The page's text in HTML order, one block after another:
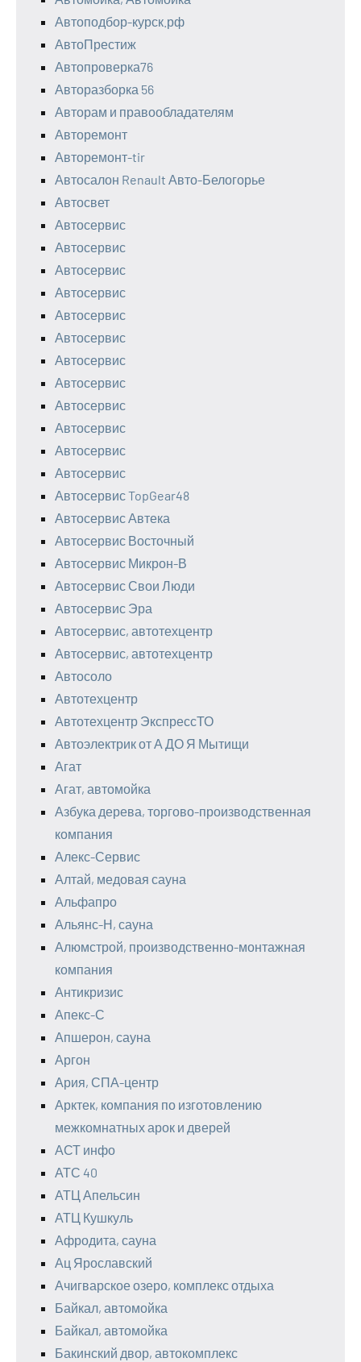
Автоподбор-курск.рф
АвтоПрестиж
Автопроверка76
Авторазборка 56
Авторам и правообладателям
Авторемонт
Авторемонт-tir
Автосалон Renault Авто-Белогорье
Автосвет
Автосервис
Автосервис
Автосервис
Автосервис
Автосервис
Автосервис
Автосервис
Автосервис
Автосервис
Автосервис
Автосервис
Автосервис
Автосервис TopGear48
Автосервис Автека
Автосервис Восточный
Автосервис Микрон-В
Автосервис Свои Люди
Автосервис Эра
Автосервис, автотехцентр
Автосервис, автотехцентр
Автосоло
Автотехцентр
Автотехцентр ЭкспрессТО
Автоэлектрик от А ДО Я Мытищи
Агат
Агат, автомойка
Азбука дерева, торгово-производственная
компания
Алекс-Сервис
Алтай, медовая сауна
Альфапро
Альянс-Н, сауна
Алюмстрой, производственно-монтажная
компания
Антикризис
Апекс-С
Апшерон, сауна
Аргон
Ария, СПА-центр
Арктек, компания по изготовлению
межкомнатных арок и дверей
АСТ инфо
АТС 40
АТЦ Апельсин
АТЦ Кушкуль
Афродита, сауна
Ац Ярославский
Ачигварское озеро, комплекс отдыха
Байкал, автомойка
Байкал, автомойка
Бакинский двор, автокомплекс